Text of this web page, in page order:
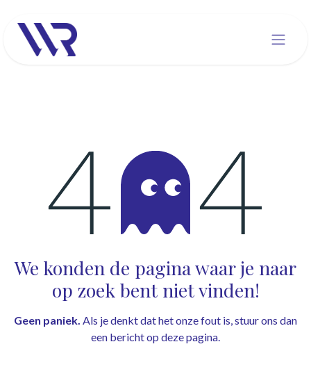
Fout 404
We konden de pagina waar je naar
op zoek bent niet vinden!
Geen paniek. Als je denkt dat het onze fout is, stuur ons dan
een bericht op deze pagina.